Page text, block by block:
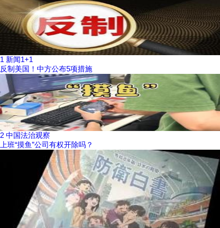
1 新闻1+1
反制美国！中方公布5项措施
2 中国法治观察
上班“摸鱼”公司有权开除吗？